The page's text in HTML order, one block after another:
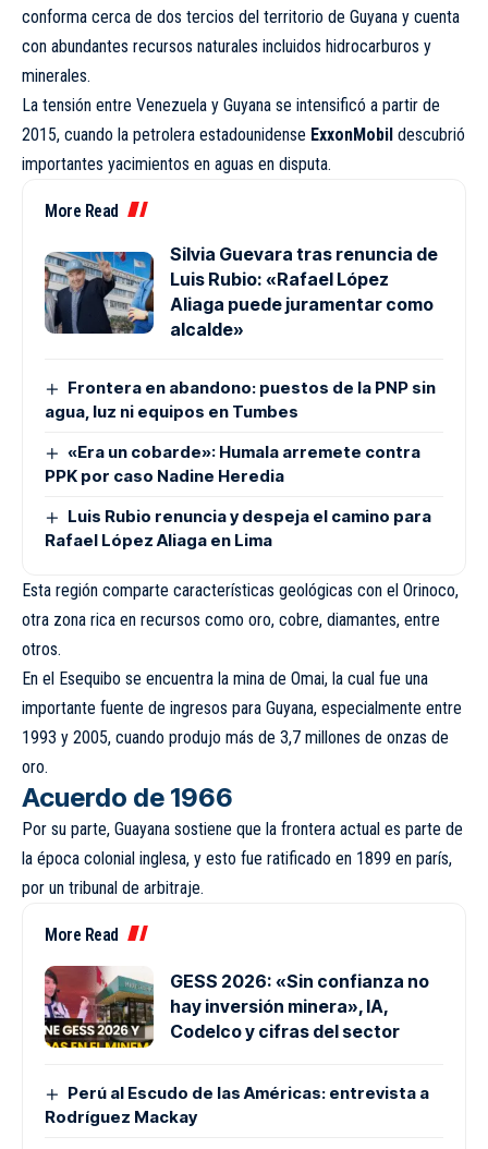
conforma cerca de dos tercios del territorio de Guyana y cuenta
con abundantes recursos naturales incluidos hidrocarburos y
minerales.
La tensión entre Venezuela y Guyana se intensificó a partir de
2015, cuando la petrolera estadounidense ExxonMobil descubrió
importantes yacimientos en aguas en disputa.
More Read
Silvia Guevara tras renuncia de
Luis Rubio: «Rafael López
Aliaga puede juramentar como
alcalde»
Frontera en abandono: puestos de la PNP sin
agua, luz ni equipos en Tumbes
«Era un cobarde»: Humala arremete contra
PPK por caso Nadine Heredia
Luis Rubio renuncia y despeja el camino para
Rafael López Aliaga en Lima
Esta región comparte características geológicas con el Orinoco,
otra zona rica en recursos como oro, cobre, diamantes, entre
otros.
En el Esequibo se encuentra la mina de Omai, la cual fue una
importante fuente de ingresos para Guyana, especialmente entre
1993 y 2005, cuando produjo más de 3,7 millones de onzas de
oro.
Acuerdo de 1966
Por su parte, Guayana sostiene que la frontera actual es parte de
la época colonial inglesa, y esto fue ratificado en 1899 en parís,
por un tribunal de arbitraje.
More Read
GESS 2026: «Sin confianza no
hay inversión minera», IA,
Codelco y cifras del sector
Perú al Escudo de las Américas: entrevista a
Rodríguez Mackay